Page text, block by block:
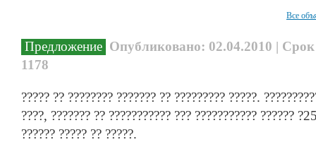
Все
Предложение Опубликовано: 02.04.2010 |
1178
????? ?? ???????? ??????? ?? ????????? ?????.
????, ??????? ?? ??????????? ??? ??????????? ??????
?????? ????? ?? ?????.